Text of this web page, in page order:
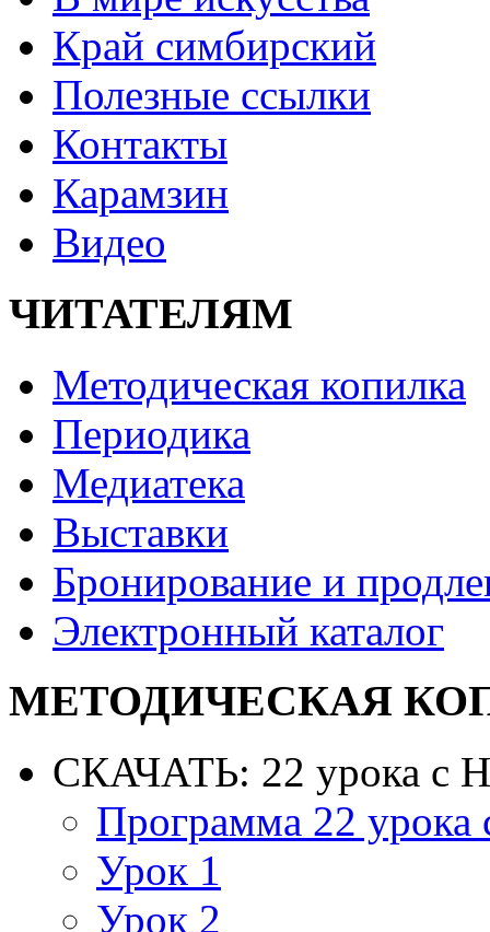
Край симбирский
Полезные ссылки
Контакты
Карамзин
Видео
ЧИТАТЕЛЯМ
Методическая копилка
Периодика
Медиатека
Выставки
Бронирование и
Электронный каталог
МЕТОДИЧЕСКАЯ
СКАЧАТЬ: 22 урока с
Программа 22
Урок 1
Урок 2